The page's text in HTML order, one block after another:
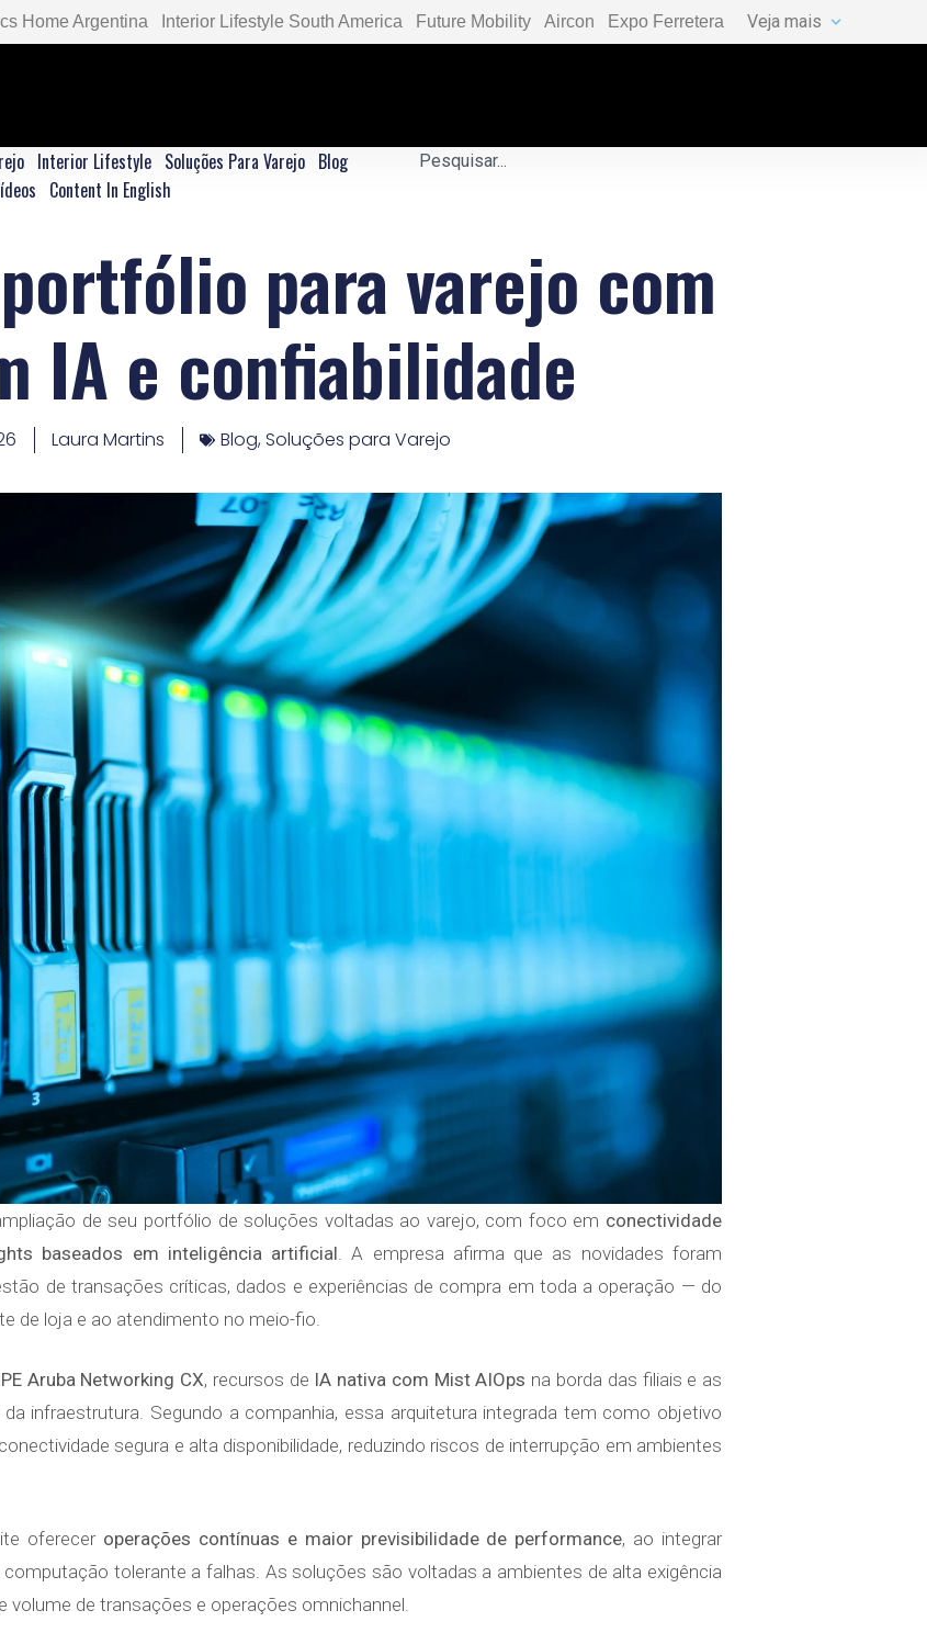
Home Argentina Interior Lifestyle South America Future Mobility Aircon Expo Ferretera Veja mais
Interior Lifestyle Soluções Para Varejo Blog
Content In English
para varejo com
IA e confiabilidade
Laura Martins Blog,Soluções para Varejo
de seu portfólio de soluções voltadas ao varejo, com foco em conectividade
baseados em inteligência artificial . A empresa afirma que as novidades foram
de transações críticas, dados e experiências de compra em toda a operação — do
de loja e ao atendimento no meio-fio.
Aruba Networking CX, recursos de IA nativa com Mist AIOps na borda das filiais e as
infraestrutura. Segundo a companhia, essa arquitetura integrada tem como objetivo
segura e alta disponibilidade, reduzindo riscos de interrupção em ambientes
oferecer operações contínuas e maior previsibilidade de performance, ao integrar
tolerante a falhas. As soluções são voltadas a ambientes de alta exigência
de transações e operações omnichannel.